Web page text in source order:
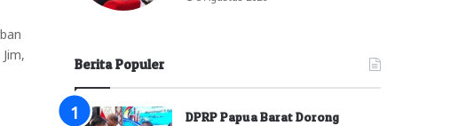
Berita Populer
DPRP Papua Barat Dorong